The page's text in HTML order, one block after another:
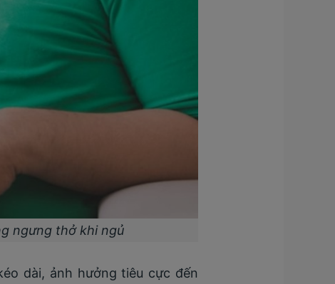
ngưng thở khi ngủ
dài, ảnh hưởng tiêu cực đến